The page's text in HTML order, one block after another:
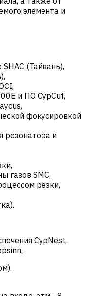
элемента и
(Тайвань),
и ПО CypCut,
фокусировкой
резонатора и
газов SMC,
резки,
CypNest,